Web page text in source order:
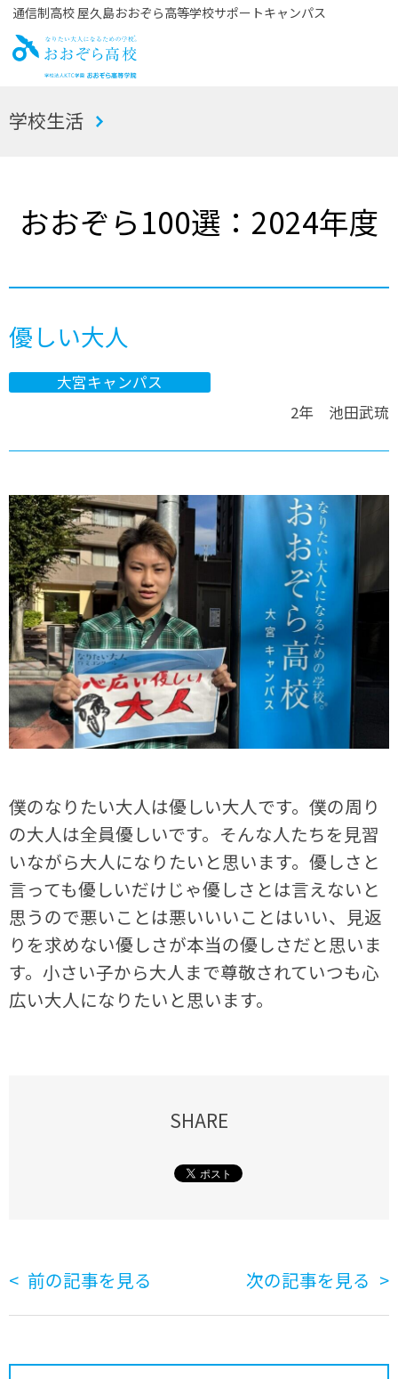
通信制高校 屋久島おおぞら高等学校サポートキャンパス
お
学校生活
おおぞら100選：2024年度
優しい大人
大宮キャンパス
2年 池田武琉
僕のなりたい大人は優しい大人です。僕の周り
の大人は全員優しいです。そんな人たちを見習
いながら大人になりたいと思います。優しさと
言っても優しいだけじゃ優しさとは言えないと
思うので悪いことは悪いいいことはいい、見返
りを求めない優しさが本当の優しさだと思いま
す。小さい子から大人まで尊敬されていつも心
広い大人になりたいと思います。
SHARE
前の記事を見る 次の記事を見る